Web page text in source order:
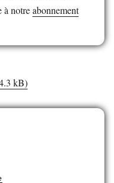
à notreabonnement
kB)